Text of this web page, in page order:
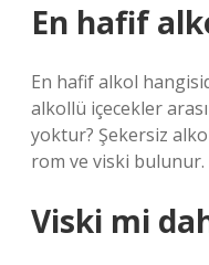
En hafif
En hafif alkol
alkollü içecekler
yoktur? Şekersiz
rom ve viski bulunur.
Viski mi